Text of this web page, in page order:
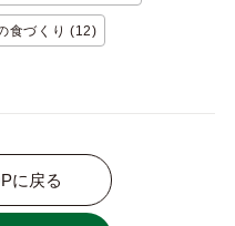
食づくり (12)
に戻る